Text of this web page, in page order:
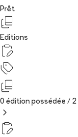
Prêt
Editions
0 édition possédée / 2